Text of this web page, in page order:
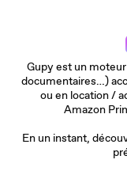
Gupy est un
documentaires…)
ou en location /
Amazon
En un instant,